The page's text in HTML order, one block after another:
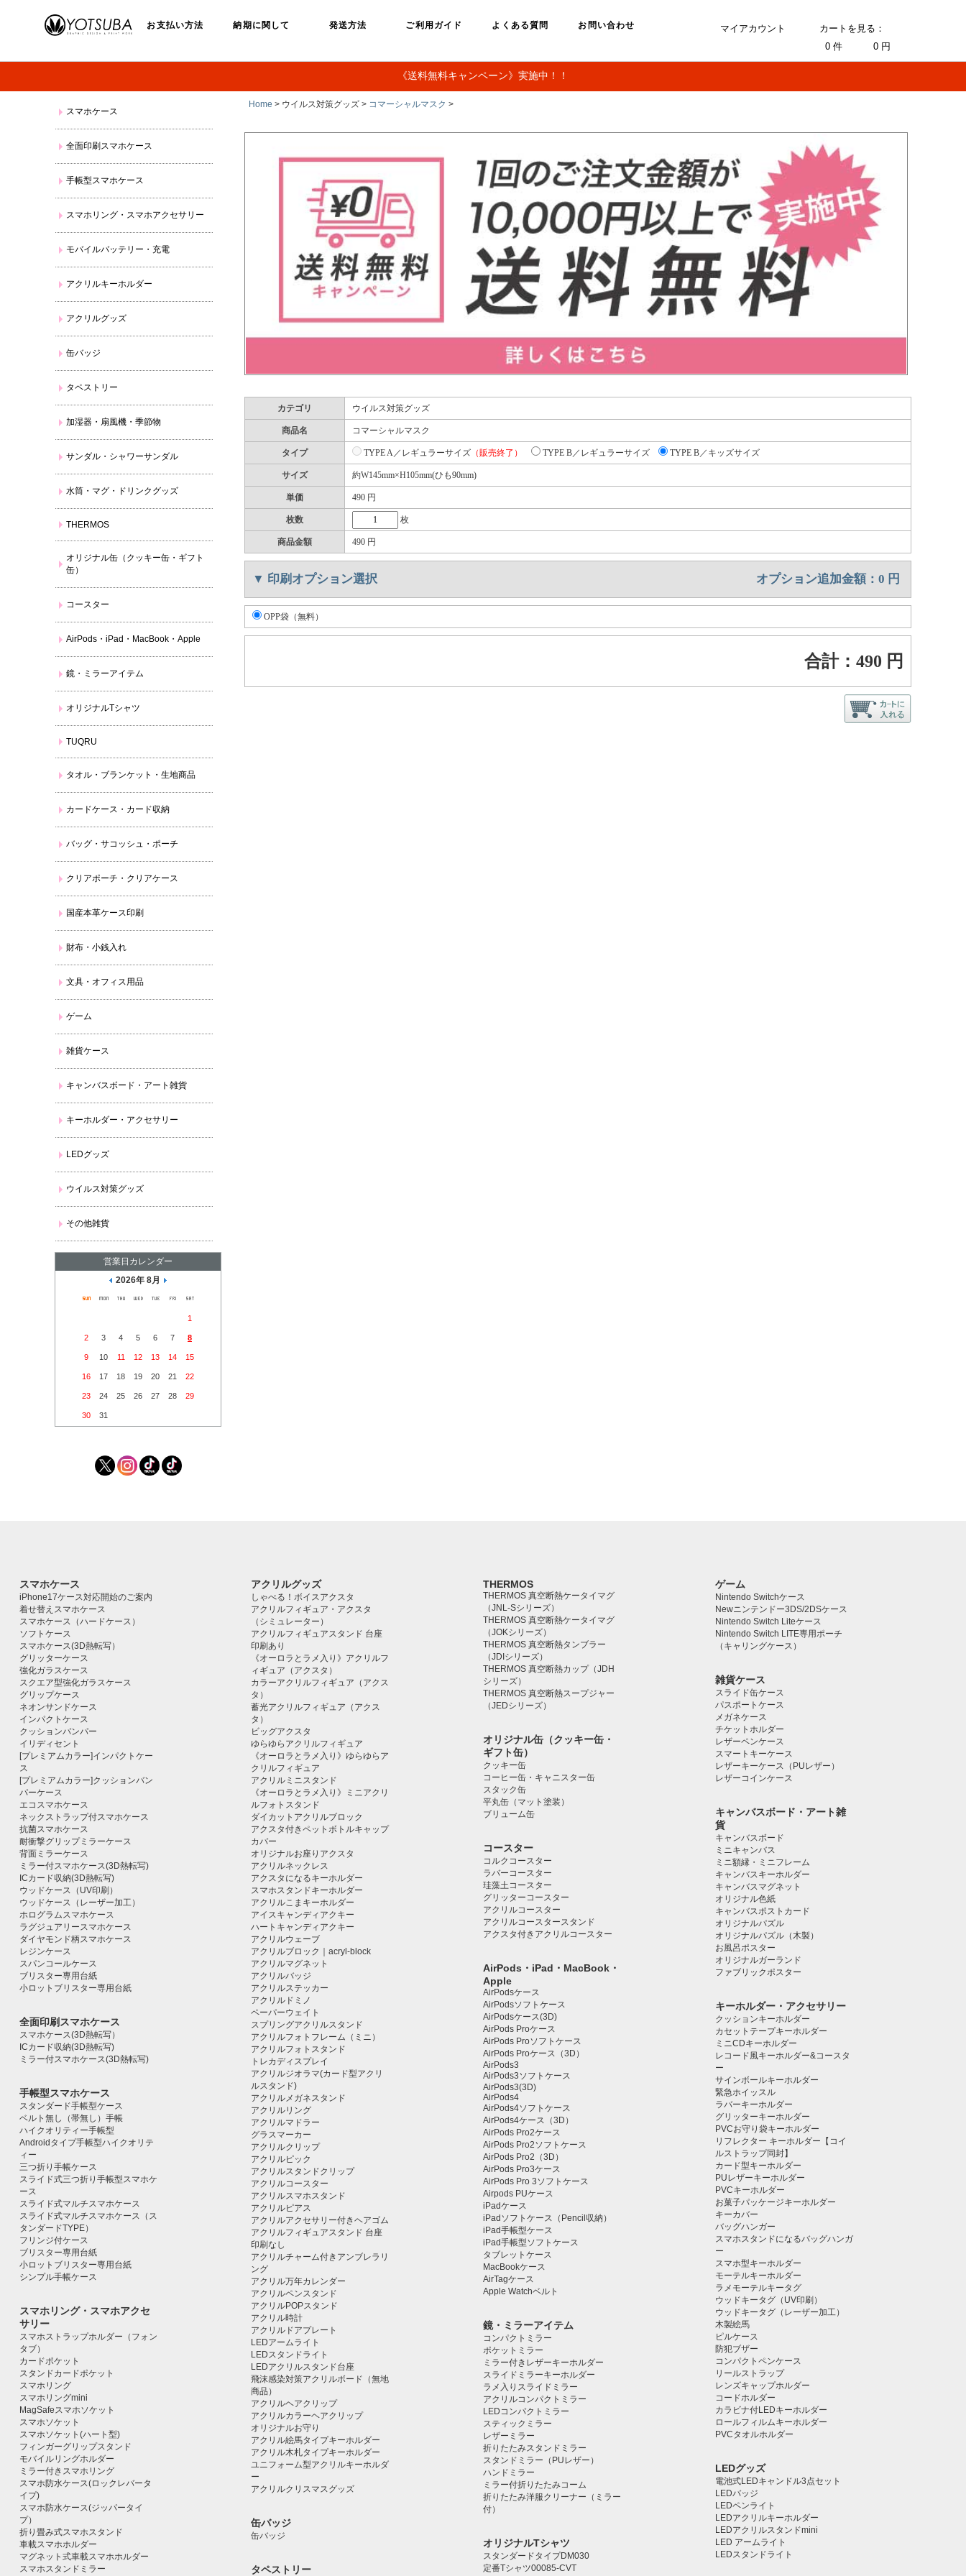
お支払い方法 納期に関して 発送方法 ご利用ガイド よくある質問 お問い合わせ マイアカウント
カートを見る：
0 件 0 円
《送料無料キャンペーン》実施中！！
スマホケース
全面印刷スマホケース
手帳型スマホケース
スマホリング・スマホアクセサリー
モバイルバッテリー・充電
アクリルキーホルダー
アクリルグッズ
缶バッジ
タペストリー
加湿器・扇風機・季節物
サンダル・シャワーサンダル
水筒・マグ・ドリンクグッズ
THERMOS
オリジナル缶（クッキー缶・ギフト
缶）
コースター
AirPods・iPad・MacBook・Apple
鏡・ミラーアイテム
オリジナルTシャツ
TUQRU
タオル・ブランケット・生地商品
カードケース・カード収納
バッグ・サコッシュ・ポーチ
クリアポーチ・クリアケース
国産本革ケース印刷
財布・小銭入れ
文具・オフィス用品
ゲーム
雑貨ケース
キャンバスボード・アート雑貨
キーホルダー・アクセサリー
LEDグッズ
ウイルス対策グッズ
その他雑貨
営業日カレンダー
2026年 8月
1
2 3 4 5 6 7 8
9 10 11 12 13 14 15
16 17 18 19 20 21 22
23 24 25 26 27 28 29
30 31
Home > ウイルス対策グッズ > コマーシャルマスク >
カテゴリ ウイルス対策グッズ
商品名 コマーシャルマスク
タイプ TYPE A／レギュラーサイズ（販売終了） TYPE B／レギュラーサイズ TYPE B／キッズサイズ
サイズ 約W145mm×H105mm(ひも90mm)
単価 490円
枚数 枚
商品金額 490円
▼ 印刷オプション選択 オプション追加金額： 0 円
OPP袋（無料）
合計： 490 円
スマホケース
iPhone17ケース対応開始のご案内
着せ替えスマホケース
スマホケース（ハードケース）
ソフトケース
スマホケース(3D熱転写）
グリッターケース
強化ガラスケース
スクエア型強化ガラスケース
グリップケース
ネオンサンドケース
インパクトケース
クッションバンパー
イリディセント
[プレミアムカラー]インパクトケー
ス
[プレミアムカラー]クッションバン
パーケース
エコスマホケース
ネックストラップ付スマホケース
抗菌スマホケース
耐衝撃グリップミラーケース
背面ミラーケース
ミラー付スマホケース(3D熱転写)
ICカード収納(3D熱転写)
ウッドケース（UV印刷）
ウッドケース（レーザー加工）
ホログラムスマホケース
ラグジュアリースマホケース
ダイヤモンド柄スマホケース
レジンケース
スパンコールケース
ブリスター専用台紙
小ロットブリスター専用台紙
全面印刷スマホケース
スマホケース(3D熱転写）
ICカード収納(3D熱転写)
ミラー付スマホケース(3D熱転写)
手帳型スマホケース
スタンダード手帳型ケース
ベルト無し（帯無し）手帳
ハイクオリティー手帳型
Androidタイプ手帳型ハイクオリテ
ィー
三つ折り手帳ケース
スライド式三つ折り手帳型スマホケ
ース
スライド式マルチスマホケース
スライド式マルチスマホケース（ス
タンダードTYPE）
フリンジ付ケース
ブリスター専用台紙
小ロットブリスター専用台紙
シンプル手帳ケース
スマホリング・スマホアクセ
サリー
スマホストラップホルダー（フォン
タブ）
カードポケット
スタンドカードポケット
スマホリング
スマホリングmini
MagSafeスマホソケット
スマホソケット
スマホソケット(ハート型)
フィンガーグリップスタンド
モバイルリングホルダー
ミラー付きスマホリング
スマホ防水ケース(ロックレバータ
イプ)
スマホ防水ケース(ジッパータイ
プ）
折り畳み式スマホスタンド
車載スマホホルダー
マグネット式車載スマホホルダー
スマホスタンドミラー
アクリルグッズ
しゃべる！ボイスアクスタ
アクリルフィギュア・アクスタ
（シミュレーター）
アクリルフィギュアスタンド 台座
印刷あり
《オーロラとラメ入り》アクリルフ
ィギュア（アクスタ）
カラーアクリルフィギュア（アクス
タ）
蓄光アクリルフィギュア（アクス
タ）
ビッグアクスタ
ゆらゆらアクリルフィギュア
《オーロラとラメ入り》ゆらゆらア
クリルフィギュア
アクリルミニスタンド
《オーロラとラメ入り》ミニアクリ
ルフォトスタンド
ダイカットアクリルブロック
アクスタ付きペットボトルキャップ
カバー
オリジナルお座りアクスタ
アクリルネックレス
アクスタになるキーホルダー
スマホスタンドキーホルダー
アクリルこまキーホルダー
アイスキャンディアクキー
ハートキャンディアクキー
アクリルウェーブ
アクリルブロック｜acryl-block
アクリルマグネット
アクリルバッジ
アクリルステッカー
アクリルドミノ
ペーパーウェイト
スプリングアクリルスタンド
アクリルフォトフレーム（ミニ）
アクリルフォトスタンド
トレカディスプレイ
アクリルジオラマ(カード型アクリ
ルスタンド)
アクリルメガネスタンド
アクリルリング
アクリルマドラー
グラスマーカー
アクリルクリップ
アクリルピック
アクリルスタンドクリップ
アクリルコースター
アクリルスマホスタンド
アクリルピアス
アクリルアクセサリー付きヘアゴム
アクリルフィギュアスタンド 台座
印刷なし
アクリルチャーム付きアンブレラリ
ング
アクリル万年カレンダー
アクリルペンスタンド
アクリルPOPスタンド
アクリル時計
アクリルドアプレート
LEDアームライト
LEDスタンドライト
LEDアクリルスタンド台座
飛沫感染対策アクリルボード（無地
商品）
アクリルヘアクリップ
アクリルカラーヘアクリップ
オリジナルお守り
アクリル絵馬タイプキーホルダー
アクリル木札タイプキーホルダー
ユニフォーム型アクリルキーホルダ
ー
アクリルクリスマスグッズ
缶バッジ
缶バッジ
タペストリー
THERMOS
THERMOS 真空断熱ケータイマグ
（JNL-Sシリーズ）
THERMOS 真空断熱ケータイマグ
（JOKシリーズ）
THERMOS 真空断熱タンブラー
（JDIシリーズ）
THERMOS 真空断熱カップ（JDH
シリーズ）
THERMOS 真空断熱スープジャー
（JEDシリーズ）
オリジナル缶（クッキー缶・
ギフト缶）
クッキー缶
コーヒー缶・キャニスター缶
スタック缶
平丸缶（マット塗装）
ブリューム缶
コースター
コルクコースター
ラバーコースター
珪藻土コースター
グリッターコースター
アクリルコースター
アクリルコースタースタンド
アクスタ付きアクリルコースター
AirPods・iPad・MacBook・
Apple
AirPodsケース
AirPodsソフトケース
AirPodsケース(3D)
AirPods Proケース
AirPods Proソフトケース
AirPods Proケース（3D）
AirPods3
AirPods3ソフトケース
AirPods3(3D)
AirPods4
AirPods4ソフトケース
AirPods4ケース（3D）
AirPods Pro2ケース
AirPods Pro2ソフトケース
AirPods Pro2（3D）
AirPods Pro3ケース
AirPods Pro 3ソフトケース
Airpods PUケース
iPadケース
iPadソフトケース（Pencil収納）
iPad手帳型ケース
iPad手帳型ソフトケース
タブレットケース️
MacBookケース
AirTagケース
Apple Watchベルト
鏡・ミラーアイテム
コンパクトミラー
ポケットミラー
ミラー付きレザーキーホルダー
スライドミラーキーホルダー
ラメ入りスライドミラー
アクリルコンパクトミラー
LEDコンパクトミラー
スティックミラー
レザーミラー
折りたたみスタンドミラー
スタンドミラー（PUレザー）
ハンドミラー
ミラー付折りたたみコーム
折りたたみ洋服クリーナー（ミラー
付）
オリジナルTシャツ
スタンダードタイプDM030
定番Tシャツ00085-CVT
ゲーム
Nintendo Switchケース
Newニンテンドー3DS/2DSケース
Nintendo Switch Liteケース
Nintendo Switch LITE専用ポーチ
（キャリングケース）
雑貨ケース
スライド缶ケース
パスポートケース
メガネケース
チケットホルダー
レザーペンケース
スマートキーケース
レザーキーケース（PUレザー）
レザーコインケース
キャンバスボード・アート雑
貨
キャンバスボード
ミニキャンバス
ミニ額縁・ミニフレーム
キャンバスキーホルダー
キャンバスマグネット
オリジナル色紙
キャンバスポストカード
オリジナルパズル
オリジナルパズル（木製）
お風呂ポスター
オリジナルガーランド
ファブリックポスター
キーホルダー・アクセサリー
クッションキーホルダー
カセットテープキーホルダー
ミニCDキーホルダー
レコード風キーホルダー&コースタ
ー
サインボールキーホルダー
緊急ホイッスル
ラバーキーホルダー
グリッターキーホルダー
PVCお守り袋キーホルダー
リフレクター キーホルダー【コイ
ルストラップ同封】
カード型キーホルダー
PUレザーキーホルダー
PVCキーホルダー
お菓子パッケージキーホルダー
キーカバー
バッグハンガー
スマホスタンドになるバッグハンガ
ー
スマホ型キーホルダー
モーテルキーホルダー
ラメモーテルキータグ
ウッドキータグ（UV印刷）
ウッドキータグ（レーザー加工）
木製絵馬
ピルケース
防犯ブザー
コンパクトペンケース
リールストラップ
レンズキャップホルダー
コードホルダー
カラビナ付LEDキーホルダー
ロールフィルムキーホルダー
PVCタオルホルダー
LEDグッズ
電池式LEDキャンドル3点セット
LEDバッジ
LEDペンライト️
LEDアクリルキーホルダー
LEDアクリルスタンドmini
LED アームライト
LEDスタンドライト